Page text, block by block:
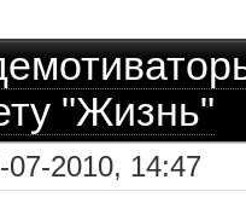
"Жизнь"
07-2010, 14:47